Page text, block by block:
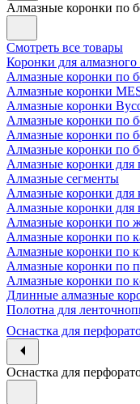
Алмазные коронки по
Смотреть все товары
Коронки для
Алмазные коронки по
Алмазные коронки
Алмазные коронки
Алмазные коронки по
Алмазные коронки по
Алмазные коронки по
Алмазные коронки для
Алмазные сегменты
Алмазные коронки для
Алмазные коронки для
Алмазные коронки по
Алмазные коронки по
Алмазные коронки по
Алмазные коронки по
Алмазные коронки по
Длинные алмазные
Полотна для
Оснастка для
Оснастка для